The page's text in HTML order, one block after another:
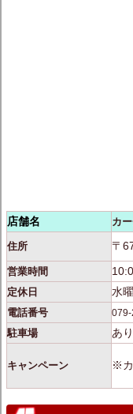
店舗名 カ
住所 〒
営業時間
定休日 水
電話番号
駐車場 あり
キャンペーン ※カ